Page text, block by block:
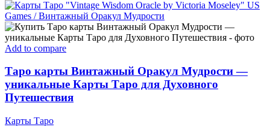
Add to compare
Таро карты Винтажный Оракул Мудрости —
уникальные Карты Таро для Духовного
Путешествия
Карты Таро